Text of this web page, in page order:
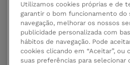
Pagamento seguro
Utilizamos cookies próprias e de
garantir o bom funcionamento do
navegação, melhorar os nossos
publicidade personalizada com
hábitos de navegação. Pode
cookies clicando em “Aceitar”, ou
suas preferências para selecionar